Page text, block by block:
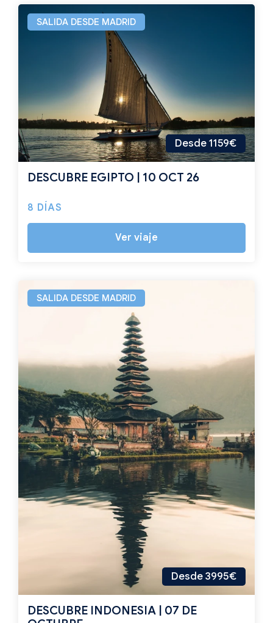
Desde 1159€
SALIDA DESDE MADRID
DESCUBRE EGIPTO | 10 OCT 26
8 DÍAS
Ver viaje
Desde 3995€
SALIDA DESDE MADRID
DESCUBRE INDONESIA | 07 DE